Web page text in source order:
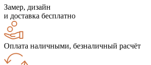
Замер, дизайн
и доставка бесплатно
Оплата наличными, безналичный расчёт